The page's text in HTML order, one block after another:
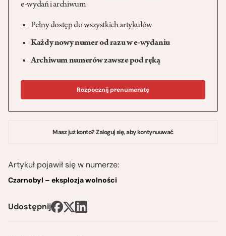
e-wydań i archiwum
Pełny dostęp do wszystkich artykułów
Każdy nowy numer od razu w e-wydaniu
Archiwum numerów zawsze pod ręką
Rozpocznij prenumeratę
Masz już konto? Zaloguj się, aby kontynuuwać
Artykuł pojawił się w numerze:
Czarnobyl – eksplozja wolności
Udostępnij